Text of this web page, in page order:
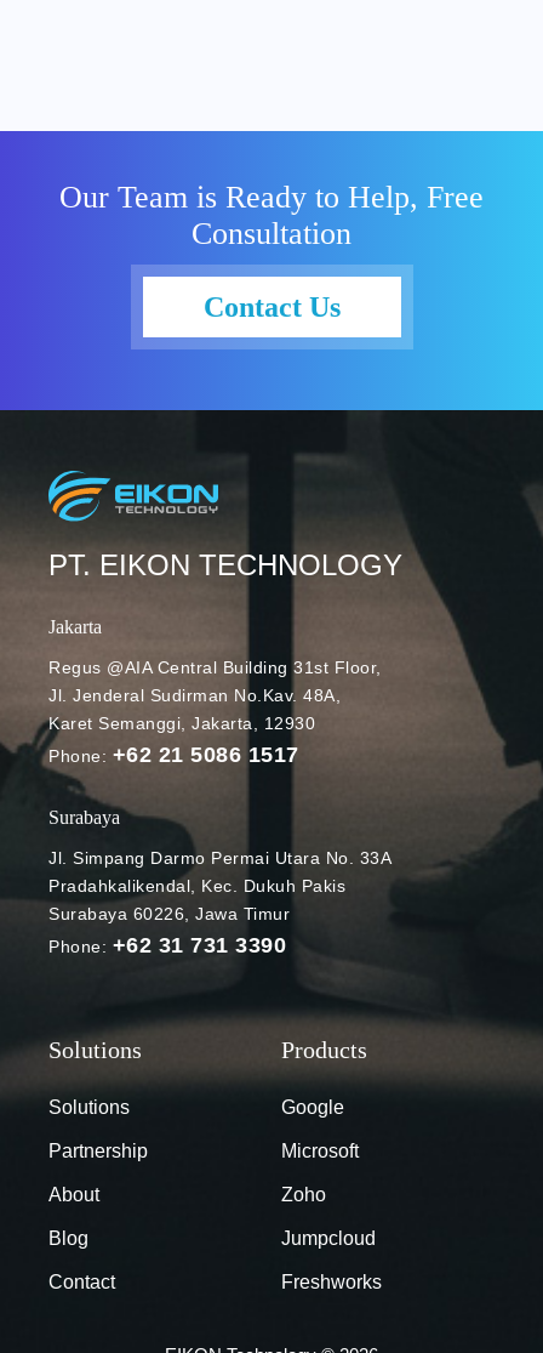
Our Team is Ready to Help, Free
Consultation
Contact Us
PT. EIKON TECHNOLOGY
Jakarta
Regus @AIA Central Building 31st Floor,
Jl. Jenderal Sudirman No.Kav. 48A,
Karet Semanggi, Jakarta, 12930
Phone: +62 21 5086 1517
Surabaya
Jl. Simpang Darmo Permai Utara No. 33A
Pradahkalikendal, Kec. Dukuh Pakis
Surabaya 60226, Jawa Timur
Phone: +62 31 731 3390
Solutions
Partnership
About
Blog
Contact
Google
Microsoft
Zoho
Jumpcloud
Freshworks